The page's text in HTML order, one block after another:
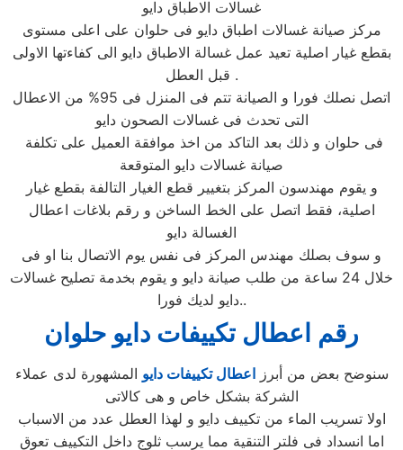
غسالات الاطباق دايو
مركز صيانة غسالات اطباق دايو فى حلوان على اعلى مستوى
بقطع غيار اصلية تعيد عمل غسالة الاطباق دايو الى كفاءتها الاولى
قبل العطل .
اتصل نصلك فورا و الصيانة تتم فى المنزل فى 95% من الاعطال
التى تحدث فى غسالات الصحون دايو
صيانة غسالات دايو المتوقعة
و يقوم مهندسون المركز بتغيير قطع الغيار التالفة بقطع غيار
اصلية، فقط اتصل على الخط الساخن و رقم بلاغات اعطال
الغسالة دايو
و سوف بصلك مهندس المركز فى نفس يوم الاتصال بنا او فى
خلال 24 ساعة من طلب صيانة دايو و يقوم بخدمة تصليح غسالات
دايو لديك فورا..
رقم اعطال تكييفات دايو حلوان
سنوضح بعض من أبرزاعطال تكييفات دايو المشهورة لدى عملاء
الشركة بشكل خاص و هى كالاتى
اولا تسريب الماء من تكييف دايو و لهذا العطل عدد من الاسباب
اما انسداد فى فلتر التنقية مما يرسب ثلوج داخل التكييف تعوق